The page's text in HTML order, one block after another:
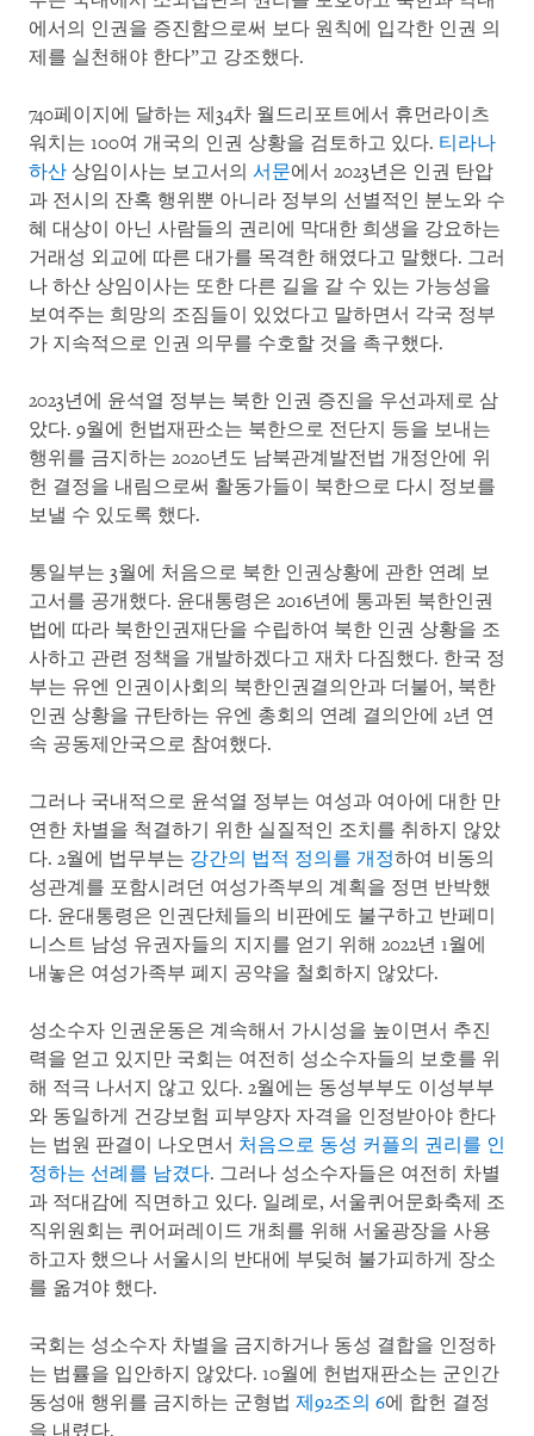
에서의 인권을 증진함으로써 보다 원칙에 입각한 인권 의
제를 실천해야 한다”고 강조했다.
740페이지에 달하는 제34차 월드리포트에서 휴먼라이츠
워치는 100여 개국의 인권 상황을 검토하고 있다. 티라나
하산 상임이사는 보고서의 서문에서 2023년은 인권 탄압
과 전시의 잔혹 행위뿐 아니라 정부의 선별적인 분노와 수
혜 대상이 아닌 사람들의 권리에 막대한 희생을 강요하는
거래성 외교에 따른 대가를 목격한 해였다고 말했다. 그러
나 하산 상임이사는 또한 다른 길을 갈 수 있는 가능성을
보여주는 희망의 조짐들이 있었다고 말하면서 각국 정부
가 지속적으로 인권 의무를 수호할 것을 촉구했다.
2023년에 윤석열 정부는 북한 인권 증진을 우선과제로 삼
았다. 9월에 헌법재판소는 북한으로 전단지 등을 보내는
행위를 금지하는 2020년도 남북관계발전법 개정안에 위
헌 결정을 내림으로써 활동가들이 북한으로 다시 정보를
보낼 수 있도록 했다.
통일부는 3월에 처음으로 북한 인권상황에 관한 연례 보
고서를 공개했다. 윤대통령은 2016년에 통과된 북한인권
법에 따라 북한인권재단을 수립하여 북한 인권 상황을 조
사하고 관련 정책을 개발하겠다고 재차 다짐했다. 한국 정
부는 유엔 인권이사회의 북한인권결의안과 더불어, 북한
인권 상황을 규탄하는 유엔 총회의 연례 결의안에 2년 연
속 공동제안국으로 참여했다.
그러나 국내적으로 윤석열 정부는 여성과 여아에 대한 만
연한 차별을 척결하기 위한 실질적인 조치를 취하지 않았
다. 2월에 법무부는 강간의 법적 정의를 개정하여 비동의
성관계를 포함시려던 여성가족부의 계획을 정면 반박했
다. 윤대통령은 인권단체들의 비판에도 불구하고 반페미
니스트 남성 유권자들의 지지를 얻기 위해 2022년 1월에
내놓은 여성가족부 폐지 공약을 철회하지 않았다.
성소수자 인권운동은 계속해서 가시성을 높이면서 추진
력을 얻고 있지만 국회는 여전히 성소수자들의 보호를 위
해 적극 나서지 않고 있다. 2월에는 동성부부도 이성부부
와 동일하게 건강보험 피부양자 자격을 인정받아야 한다
는 법원 판결이 나오면서 처음으로 동성 커플의 권리를 인
정하는 선례를 남겼다. 그러나 성소수자들은 여전히 차별
과 적대감에 직면하고 있다. 일례로, 서울퀴어문화축제 조
직위원회는 퀴어퍼레이드 개최를 위해 서울광장을 사용
하고자 했으나 서울시의 반대에 부딪혀 불가피하게 장소
를 옮겨야 했다.
국회는 성소수자 차별을 금지하거나 동성 결합을 인정하
는 법률을 입안하지 않았다. 10월에 헌법재판소는 군인간
동성애 행위를 금지하는 군형법 제92조의 6에 합헌 결정